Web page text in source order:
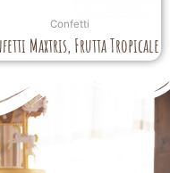
Confetti
Maxtris, Frutta Tropicale